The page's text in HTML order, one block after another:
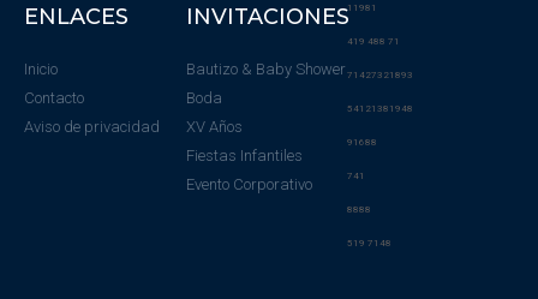
ENLACES
Inicio
Contacto
Aviso de privacidad
INVITACIONES
Bautizo & Baby Shower
Boda
XV Años
Fiestas Infantiles
Evento Corporativo
11981
419 488 71
71427321893
54121381948
91688
741
8888
519 7148